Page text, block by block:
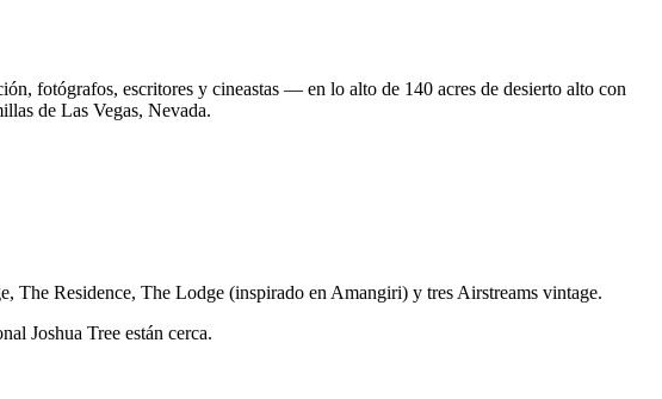
fotógrafos, escritores y cineastas — en lo alto de 140 acres de desierto alto con
de Las Vegas, Nevada.
The Residence, The Lodge (inspirado en Amangiri) y tres Airstreams vintage.
Joshua Tree están cerca.